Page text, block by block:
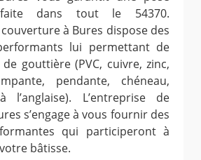
dans tout le 54370.
à Bures dispose des
lui permettant de
gouttière (PVC, cuivre, zinc,
pendante, chéneau,
L’entreprise de
s’engage à vous fournir des
qui participeront à
bâtisse.